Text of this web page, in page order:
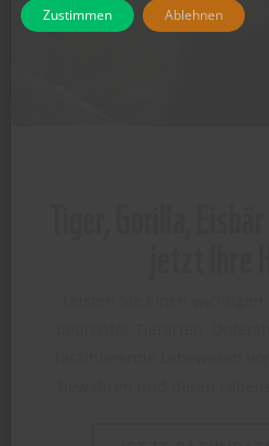
Zustimmen Ablehnen